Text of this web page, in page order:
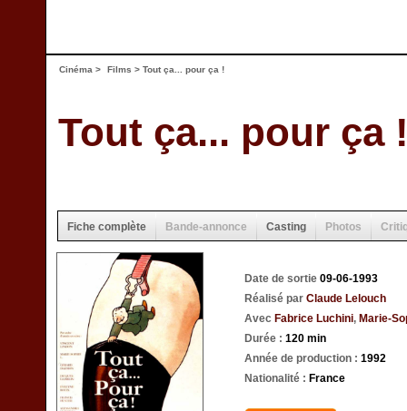
Cinéma > Films > Tout ça... pour ça !
Tout ça... pour ça
Fiche complète Bande-annonce Casting Photos
Date de sortie 09-06-1993
Réalisé par Claude Lelouch
Avec Fabrice Luchini, Marie-
Durée : 120 min
Année de production : 1992
Nationalité : France